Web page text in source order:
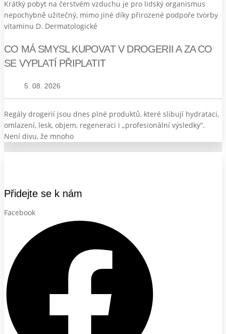
Krátký pobyt na čerstvém vzduchu je pro lidský organismus
nepochybně užitečný, mimo jiné díky přirozené podpoře tvorby
vitaminu D. Dermatologické
CO MÁ SMYSL KUPOVAT V DROGERII A ZA CO
SE VYPLATÍ PŘIPLATIT
5. 08. 2026
Regály drogerií jsou dnes plné produktů, které slibují hydrataci,
omlazení, lesk, objem, regeneraci i „profesionální výsledky“.
Není divu, že mnoho
Přidejte se k nám
Facebook